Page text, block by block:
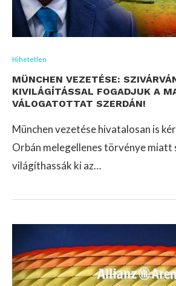
Hihetetlen
MÜNCHEN VEZETÉSE:
KIVILÁGÍTÁSSAL FOGADJUK A
VÁLOGATOTTAT SZERDÁN!
München vezetése hivatalosan is
Orbán melegellenes törvénye miatt
világíthassák ki az…